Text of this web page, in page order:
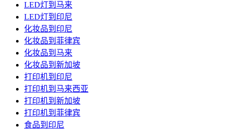
LED灯到马来
LED灯到印尼
化妆品到印尼
化妆品到菲律宾
化妆品到马来
化妆品到新加坡
打印机到印尼
打印机到马来西亚
打印机到新加坡
打印机到菲律宾
食品到印尼